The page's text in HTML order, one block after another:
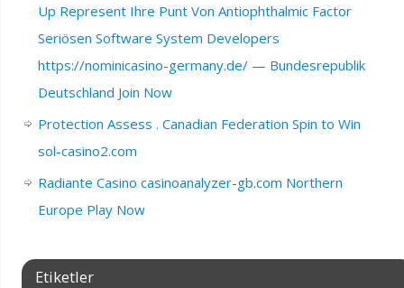
Up Represent Ihre Punt Von Antiophthalmic Factor
Seriösen Software System Developers
https://nominicasino-germany.de/ — Bundesrepublik
Deutschland Join Now
Protection Assess . Canadian Federation Spin to Win
sol-casino2.com
Radiante Casino casinoanalyzer-gb.com Northern
Europe Play Now
Etiketler